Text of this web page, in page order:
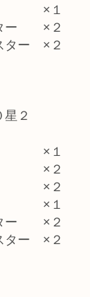
×１
ター ×２
ター ×２
２
×１
ル ×２
×２
×１
ター ×２
ター ×２